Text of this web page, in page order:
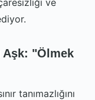
çaresizliği ve
Aşk: "Ölmek
tanımazlığını